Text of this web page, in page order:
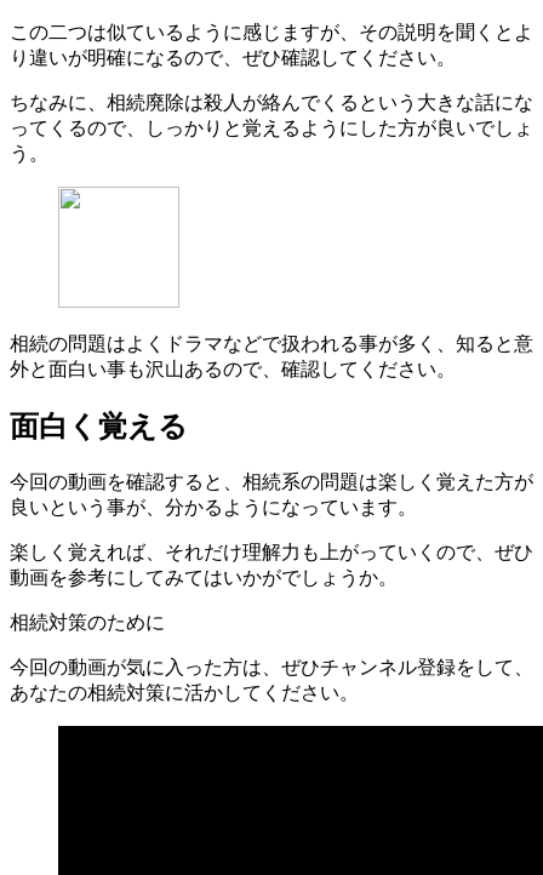
この二つは似ているように感じますが、その説明を聞くとよ
り違いが明確になるので、ぜひ確認してください。
ちなみに、相続廃除は殺人が絡んでくるという大きな話にな
ってくるので、しっかりと覚えるようにした方が良いでしょ
う。
相続の問題はよくドラマなどで扱われる事が多く、知ると意
外と面白い事も沢山あるので、確認してください。
面白く覚える
今回の動画を確認すると、相続系の問題は楽しく覚えた方が
良いという事が、分かるようになっています。
楽しく覚えれば、それだけ理解力も上がっていくので、ぜひ
動画を参考にしてみてはいかがでしょうか。
相続対策のために
今回の動画が気に入った方は、ぜひチャンネル登録をして、
あなたの相続対策に活かしてください。